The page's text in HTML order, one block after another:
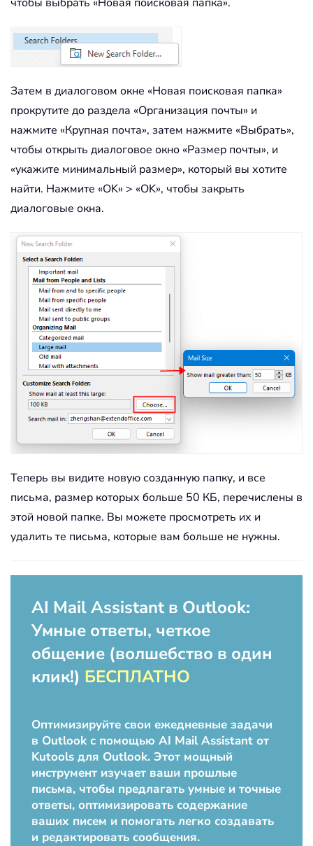
Затем в диалоговом окне «Новая поисковая папка»
прокрутите до раздела «Организация почты» и
нажмите «Крупная почта», затем нажмите «Выбрать»,
чтобы открыть диалоговое окно «Размер почты», и
«укажите минимальный размер», который вы хотите
найти. Нажмите «OK» > «OK», чтобы закрыть
диалоговые окна.
Теперь вы видите новую созданную папку, и все
письма, размер которых больше 50 КБ, перечислены в
этой новой папке. Вы можете просмотреть их и
удалить те письма, которые вам больше не нужны.
AI Mail Assistant в Outlook:
Умные ответы, четкое
общение (волшебство в один
клик!) БЕСПЛАТНО
Оптимизируйте свои ежедневные задачи
в Outlook с помощью AI Mail Assistant от
Kutools для Outlook. Этот мощный
инструмент изучает ваши прошлые
письма, чтобы предлагать умные и точные
ответы, оптимизировать содержание
ваших писем и помогать легко создавать
и редактировать сообщения.